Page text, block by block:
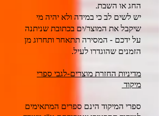
החג או השבת.
יש לשים לב כי במידה ולא יהיה מי
שיקבל את המוצר/ים בכתובת שניתנה
על ידכם - המסירה תתאחר ותחרוג מן
הזמנים שהוגדרו לעיל.
מדיניות החזרת מוצרים-לגבי ספרי
מיקוד
ספרי המיקוד הינם ספרים המתאימים